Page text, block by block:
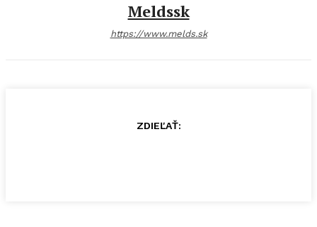
Meldssk
https://www.melds.sk
ZDIEĽAŤ: